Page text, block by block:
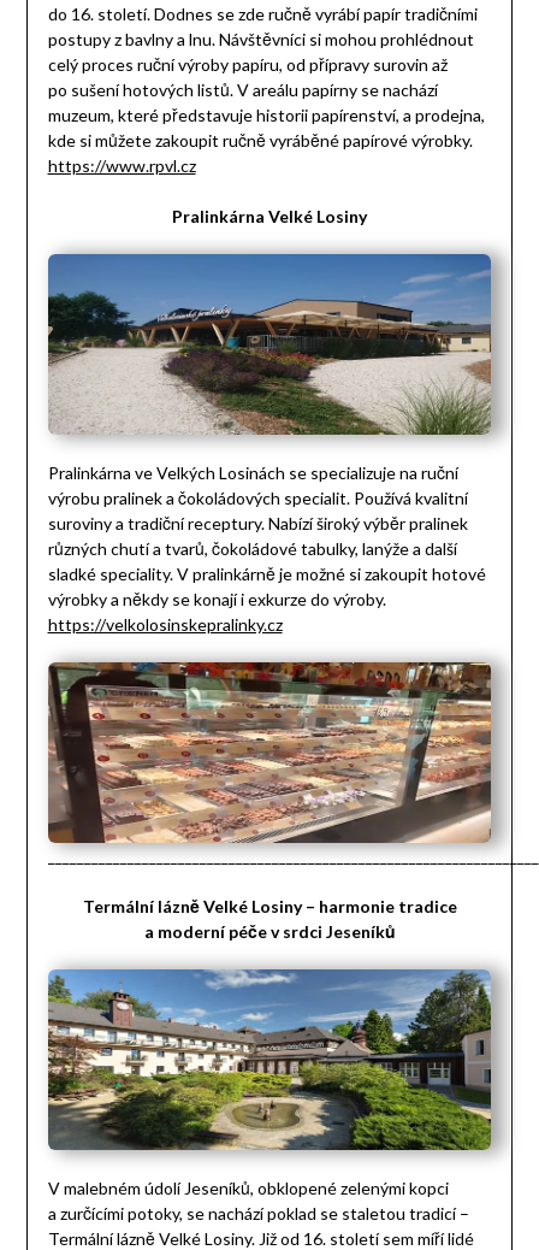
do 16. století. Dodnes se zde ručně vyrábí papír tradičními
postupy z bavlny a lnu. Návštěvníci si mohou prohlédnout
celý proces ruční výroby papíru, od přípravy surovin až
po sušení hotových listů. V areálu papírny se nachází
muzeum, které představuje historii papírenství, a prodejna,
kde si můžete zakoupit ručně vyráběné papírové výrobky.
https://www.rpvl.cz
Pralinkárna Velké Losiny
Pralinkárna ve Velkých Losinách se specializuje na ruční
výrobu pralinek a čokoládových specialit. Používá kvalitní
suroviny a tradiční receptury. Nabízí široký výběr pralinek
různých chutí a tvarů, čokoládové tabulky, lanýže a další
sladké speciality. V pralinkárně je možné si zakoupit hotové
výrobky a někdy se konají i exkurze do výroby.
https://velkolosinskepralinky.cz
Termální lázně Velké Losiny – harmonie tradice
a moderní péče v srdci Jeseníků
V malebném údolí Jeseníků, obklopené zelenými kopci
a zurčícími potoky, se nachází poklad se staletou tradicí –
Termální lázně Velké Losiny. Již od 16. století sem míří lidé